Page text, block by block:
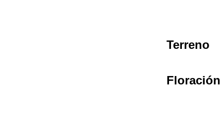
Terreno
Floración